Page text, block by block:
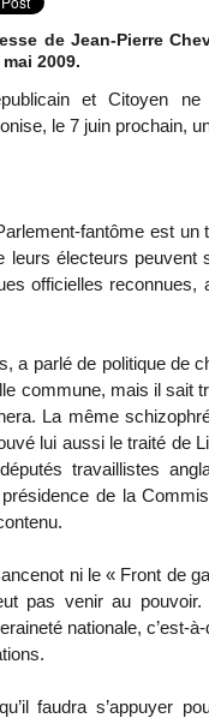
de Jean-Pierre
2009.
et Citoyen
le 7 juin prochain,
fantôme est
leurs électeurs peuvent
officielles
a parlé de politique de
commune, mais il sait
La même
lui aussi le traité de
travaillistes
de la
ni le « Front de
pas venir au
nationale, c’est-
faudra s’appuyer